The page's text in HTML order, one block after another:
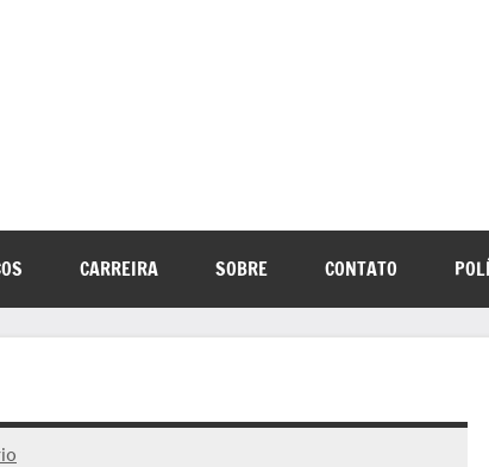
de
Notícias
internet
CARREIRA SOBRE CONTATO